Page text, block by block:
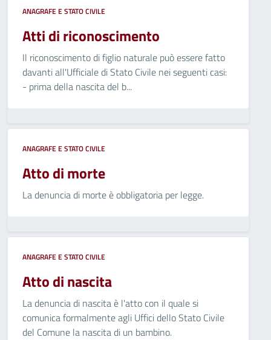
ANAGRAFE E STATO CIVILE
Atti di riconoscimento
Il riconoscimento di figlio naturale può essere fatto
davanti all'Ufficiale di Stato Civile nei seguenti casi:
- prima della nascita del b...
ANAGRAFE E STATO CIVILE
Atto di morte
La denuncia di morte è obbligatoria per legge.
ANAGRAFE E STATO CIVILE
Atto di nascita
La denuncia di nascita è l'atto con il quale si
comunica formalmente agli Uffici dello Stato Civile
del Comune la nascita di un bambino.